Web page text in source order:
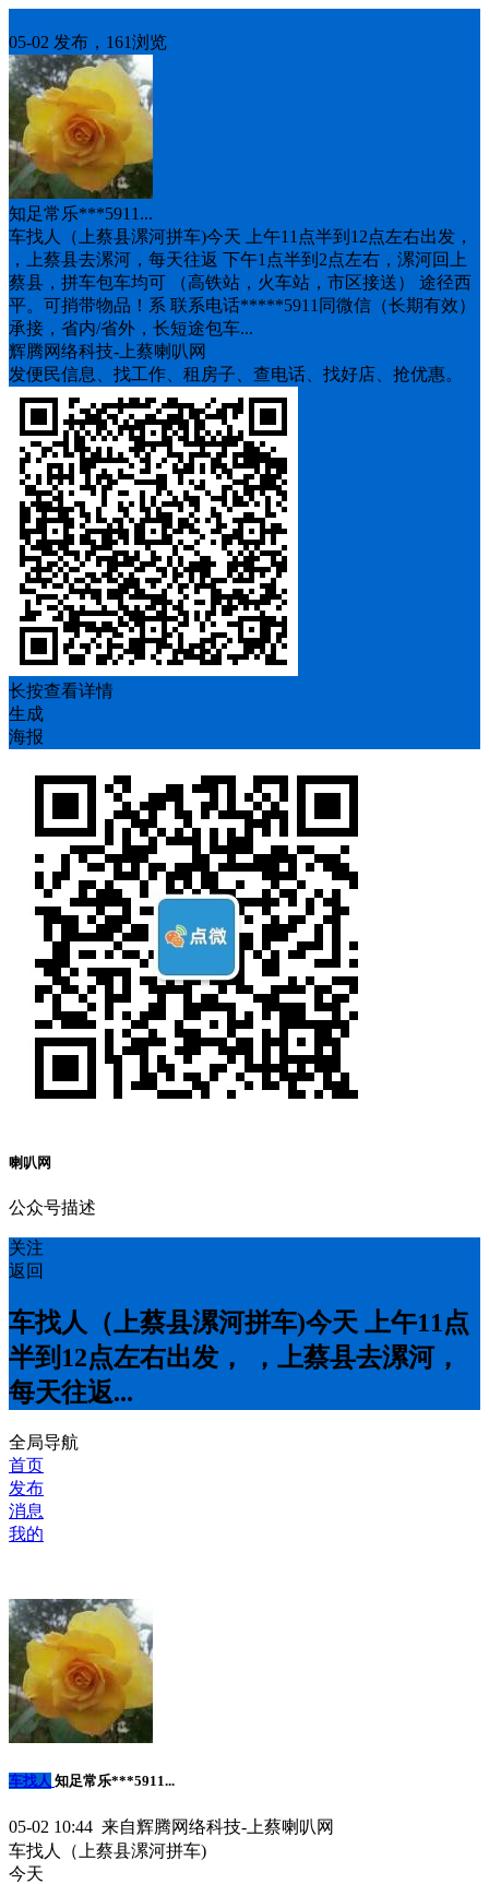
05-02 发布，161浏览
知足常乐***5911...
车找人（上蔡县漯河拼车)今天 上午11点半到12点左右出发，
，上蔡县去漯河，每天往返 下午1点半到2点左右，漯河回上
蔡县，拼车包车均可 （高铁站，火车站，市区接送） 途径西
平。可捎带物品！系 联系电话*****5911同微信（长期有效）
承接，省内/省外，长短途包车...
辉腾网络科技-上蔡喇叭网
发便民信息、找工作、租房子、查电话、找好店、抢优惠。
长按查看详情
生成
海报
喇叭网
公众号描述
关注
返回
车找人（上蔡县漯河拼车)今天 上午11点
半到12点左右出发， ，上蔡县去漯河，
每天往返...
全局导航
首页
发布
消息
我的
车找人 知足常乐***5911...
05-02 10:44 来自辉腾网络科技-上蔡喇叭网
车找人（上蔡县漯河拼车)
今天